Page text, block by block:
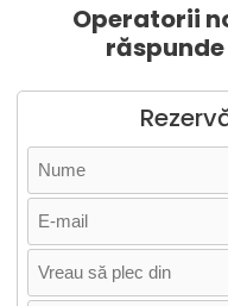
Operatorii